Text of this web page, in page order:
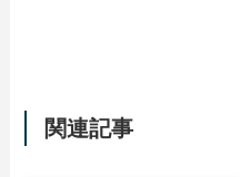
関連記事